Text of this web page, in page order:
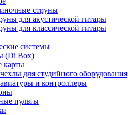
струны
для акустической гитары
для классической гитары
системы
(Di Box)
карты
для студийного оборудования
и контроллеры
пульты